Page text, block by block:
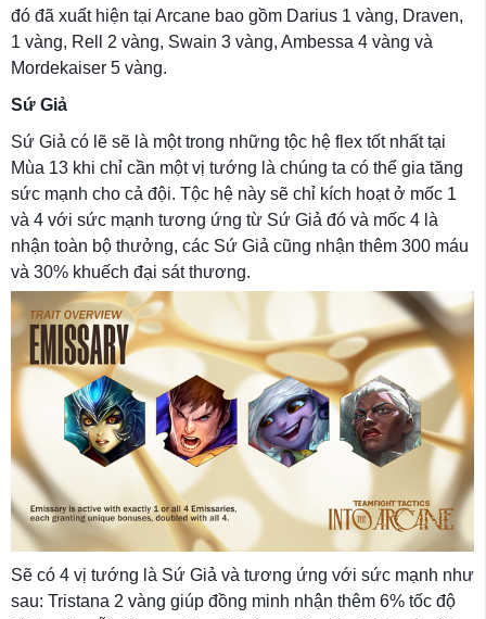
đó đã xuất hiện tại Arcane bao gồm Darius 1 vàng, Draven,
1 vàng, Rell 2 vàng, Swain 3 vàng, Ambessa 4 vàng và
Mordekaiser 5 vàng.
Sứ Giả
Sứ Giả có lẽ sẽ là một trong những tộc hệ flex tốt nhất tại
Mùa 13 khi chỉ cần một vị tướng là chúng ta có thể gia tăng
sức mạnh cho cả đội. Tộc hệ này sẽ chỉ kích hoạt ở mốc 1
và 4 với sức mạnh tương ứng từ Sứ Giả đó và mốc 4 là
nhận toàn bộ thưởng, các Sứ Giả cũng nhận thêm 300 máu
và 30% khuếch đại sát thương.
Sẽ có 4 vị tướng là Sứ Giả và tương ứng với sức mạnh như
sau: Tristana 2 vàng giúp đồng minh nhận thêm 6% tốc độ